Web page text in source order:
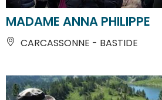
MADAME ANNA PHILIPPE
CARCASSONNE - BASTIDE